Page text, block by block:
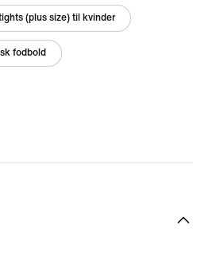
(plus size) til kvinder
fodbold